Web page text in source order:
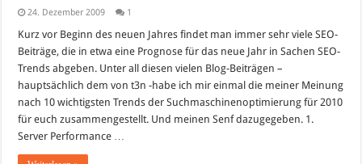
24. Dezember 2009 1
Kurz vor Beginn des neuen Jahres findet man immer sehr viele SEO-
Beiträge, die in etwa eine Prognose für das neue Jahr in Sachen SEO-
Trends abgeben. Unter all diesen vielen Blog-Beiträgen –
hauptsächlich dem von t3n -habe ich mir einmal die meiner Meinung
nach 10 wichtigsten Trends der Suchmaschinenoptimierung für 2010
für euch zusammengestellt. Und meinen Senf dazugegeben. 1.
Server Performance …